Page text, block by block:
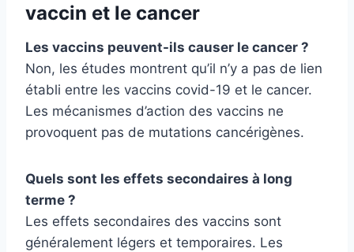
vaccin et le cancer
Les vaccins peuvent-ils causer le cancer ?
Non, les études montrent qu’il n’y a pas de lien
établi entre les vaccins covid-19 et le cancer.
Les mécanismes d’action des vaccins ne
provoquent pas de mutations cancérigènes.
Quels sont les effets secondaires à long
terme ?
Les effets secondaires des vaccins sont
généralement légers et temporaires. Les